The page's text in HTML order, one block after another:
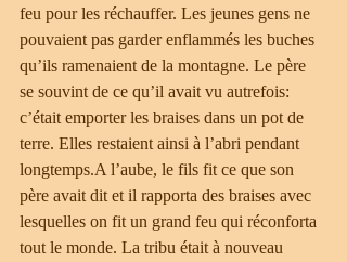
feu pour les réchauffer. Les jeunes gens ne
pouvaient pas garder enflammés les buches
qu’ils ramenaient de la montagne. Le père
se souvint de ce qu’il avait vu autrefois:
c’était emporter les braises dans un pot de
terre. Elles restaient ainsi à l’abri pendant
longtemps.A l’aube, le fils fit ce que son
père avait dit et il rapporta des braises avec
lesquelles on fit un grand feu qui réconforta
tout le monde. La tribu était à nouveau